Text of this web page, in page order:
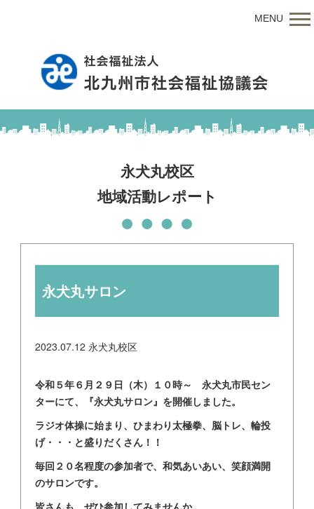
MENU
永犬丸校区
地域活動レポート
永犬丸サロン
2023.07.12 永犬丸校区
令和５年６月２９日（木）１０時～ 永犬丸市民セン
ターにて、『永犬丸サロン』を開催しました。
ラジオ体操に始まり、ひまわり太極拳、脳トレ、輪投
げ・・・と盛りだくさん！！
毎回２０名程度の参加者で、和気あいあい、笑顔満開
のサロンです。
皆さんも、ぜひ参加してみませんか。